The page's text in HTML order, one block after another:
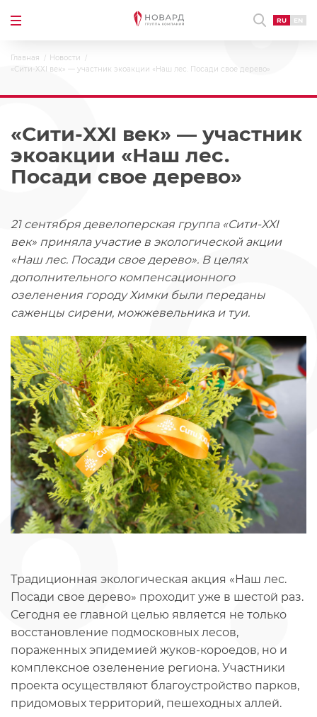
RU EN
Главная
Новости
«Сити-XXI век» — участник экоакции «Наш лес. Посади свое дерево»
«Сити-XXI век» — участник
экоакции «Наш лес.
Посади свое дерево»
21 сентября девелоперская группа «Сити-XXI
век» приняла участие в экологической акции
«Наш лес. Посади свое дерево». В целях
дополнительного компенсационного
озеленения городу Химки были переданы
саженцы сирени, можжевельника и туи.
Традиционная экологическая акция «Наш лес.
Посади свое дерево» проходит уже в шестой раз.
Сегодня ее главной целью является не только
восстановление подмосковных лесов,
пораженных эпидемией жуков-короедов, но и
комплексное озеленение региона. Участники
проекта осуществляют благоустройство парков,
придомовых территорий, пешеходных аллей.